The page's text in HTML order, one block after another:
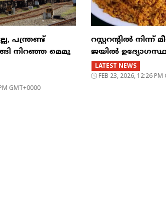
പന്ത്രണ്ട്
നിറഞ്ഞ മെമു
GMT+0000
റസ്റ്ററന്റില്‍ നിന്ന്
ജയില്‍
LATEST NEWS
FEB 23, 2026, 12:26